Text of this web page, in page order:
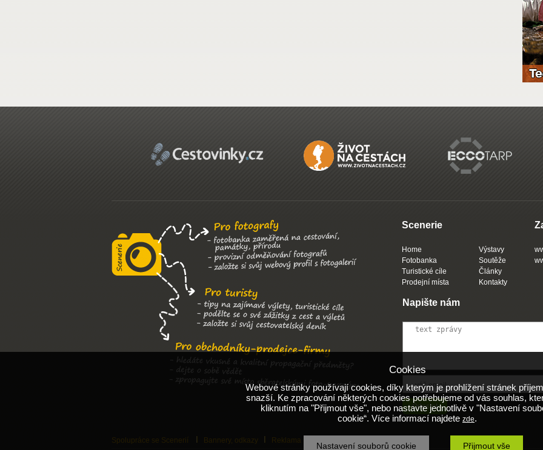
Scenerie
Home
Fotobanka
Turistické cíle
Prodejní místa
Výstavy
Soutěže
Články
Kontakty
Spolupráce se Scenerií Bannery, odkazy Reklama
Napište nám
Cookies
Webové stránky používají cookies, díky kterým je prohlížení stránek
snazší. Ke zpracování některých cookies potřebujeme od vás souhlas,
kliknutím na "Přijmout vše", nebo nastavte jednotlivě v "Nastavení
cookie“. Více informací najdete zde.
Nastavení souborů cookie Přijmout vše